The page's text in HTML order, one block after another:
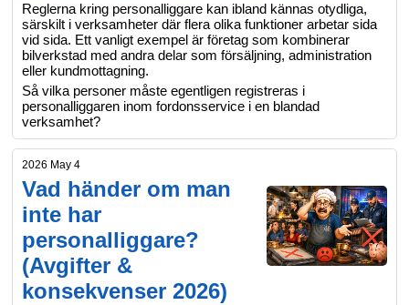
Reglerna kring personalliggare kan ibland kännas otydliga,
särskilt i verksamheter där flera olika funktioner arbetar sida
vid sida. Ett vanligt exempel är företag som kombinerar
bilverkstad med andra delar som försäljning, administration
eller kundmottagning.
Så vilka personer måste egentligen registreras i
personalliggaren inom fordonsservice i en blandad
verksamhet?
2026 May 4
Vad händer om man
inte har
personalliggare?
(Avgifter &
konsekvenser 2026)